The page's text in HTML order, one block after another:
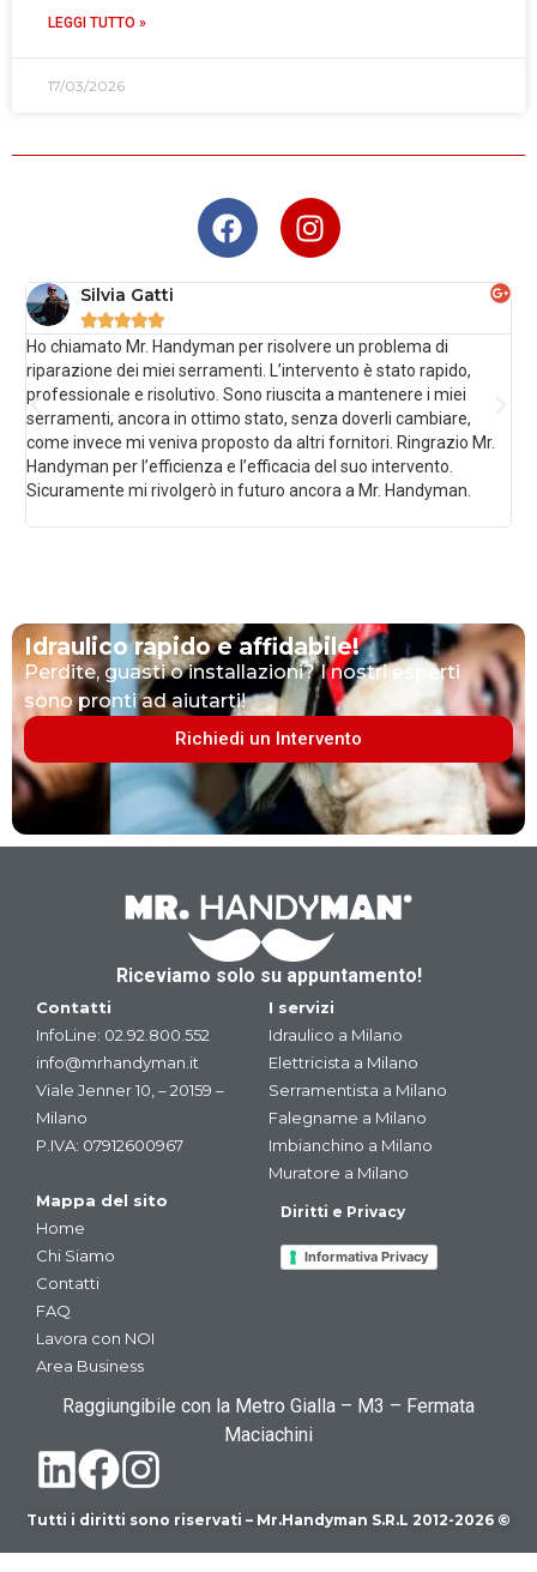
LEGGI TUTTO »
17/03/2026
Silvia Gatti

Ho chiamato Mr. Handyman per risolvere un problema di
riparazione dei miei serramenti. L’intervento è stato rapido,
professionale e risolutivo. Sono riuscita a mantenere i miei
serramenti, ancora in ottimo stato, senza doverli cambiare,
come invece mi veniva proposto da altri fornitori. Ringrazio Mr.
Handyman per l’efficienza e l’efficacia del suo intervento.
Sicuramente mi rivolgerò in futuro ancora a Mr. Handyman.
Idraulico rapido e affidabile!
Perdite, guasti o installazioni? I nostri esperti
sono pronti ad aiutarti!
Richiedi un Intervento
Riceviamo solo su appuntamento!
Contatti
InfoLine: 02.92.800.552
info@mrhandyman.it
Viale Jenner 10, – 20159 –
Milano
P.IVA: 07912600967
I servizi
Idraulico a Milano
Elettricista a Milano
Serramentista a Milano
Falegname a Milano
Imbianchino a Milano
Muratore a Milano
Mappa del sito
Home
Chi Siamo
Contatti
FAQ
Lavora con NOI
Area Business
Diritti e Privacy
Informativa Privacy
Raggiungibile con la Metro Gialla – M3 – Fermata
Maciachini
Tutti i diritti sono riservati – Mr.Handyman S.R.L 2012-2026 ©